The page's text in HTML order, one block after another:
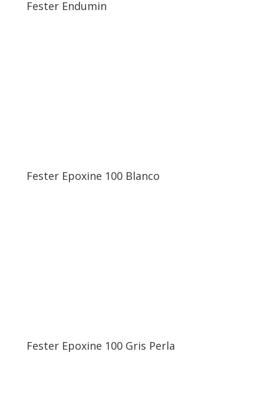
Fester Endumin
Fester Epoxine 100 Blanco
Fester Epoxine 100 Gris Perla